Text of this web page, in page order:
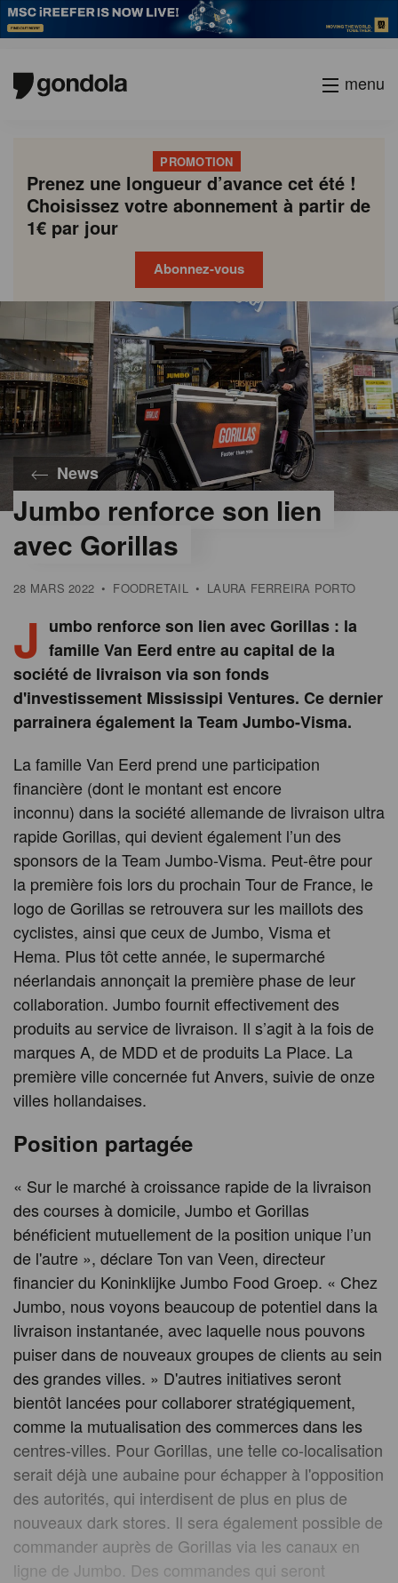
menu
PROMOTION
Prenez une longueur d’avance cet été !
Choisissez votre abonnement à partir de
1€ par jour
Abonnez-vous
News
Jumbo renforce son lien
avec Gorillas
28 MARS 2022 • FOODRETAIL • LAURA FERREIRA PORTO
J umbo renforce son lien avec Gorillas : la
famille Van Eerd entre au capital de la
société de livraison via son fonds
d'investissement Mississipi Ventures. Ce dernier
parrainera également la Team Jumbo-Visma.
La famille Van Eerd prend une participation
financière (dont le montant est encore
inconnu) dans la société allemande de livraison ultra
rapide Gorillas, qui devient également l’un des
sponsors de la Team Jumbo-Visma. Peut-être pour
la première fois lors du prochain Tour de France, le
logo de Gorillas se retrouvera sur les maillots des
cyclistes, ainsi que ceux de Jumbo, Visma et
Hema. Plus tôt cette année, le supermarché
néerlandais annonçait la première phase de leur
collaboration. Jumbo fournit effectivement des
produits au service de livraison. Il s’agit à la fois de
marques A, de MDD et de produits La Place. La
première ville concernée fut Anvers, suivie de onze
villes hollandaises.
Position partagée
« Sur le marché à croissance rapide de la livraison
des courses à domicile, Jumbo et Gorillas
bénéficient mutuellement de la position unique l’un
de l'autre », déclare Ton van Veen, directeur
financier du Koninklijke Jumbo Food Groep. « Chez
Jumbo, nous voyons beaucoup de potentiel dans la
livraison instantanée, avec laquelle nous pouvons
puiser dans de nouveaux groupes de clients au sein
des grandes villes. » D'autres initiatives seront
bientôt lancées pour collaborer stratégiquement,
comme la mutualisation des commerces dans les
centres-villes. Pour Gorillas, une telle co-localisation
serait déjà une aubaine pour échapper à l'opposition
des autorités, qui interdisent de plus en plus de
nouveaux dark stores. Il sera également possible de
commander auprès de Gorillas via les canaux en
ligne de Jumbo. Des commandes qui seront
academy
society